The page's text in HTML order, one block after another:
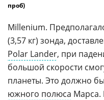
проб)
Millenium.
(3,57 кг) зонда,
Polar Lander, при
большой скорости
планеты. Это должно
южного полюса Марса.